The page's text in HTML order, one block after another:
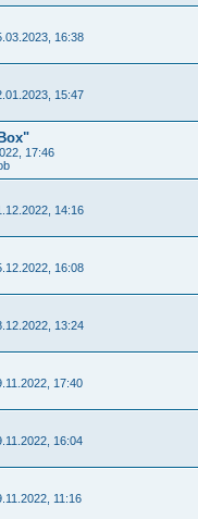
16:38
15:47
17:46
14:16
16:08
13:24
17:40
16:04
11:16